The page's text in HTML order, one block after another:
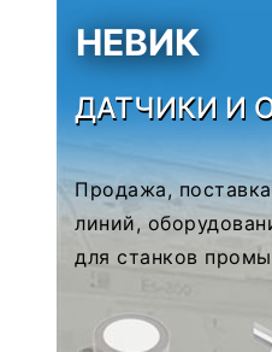
НЕВИК
ДАТЧИКИ И
Продажа,
линий,
для станков